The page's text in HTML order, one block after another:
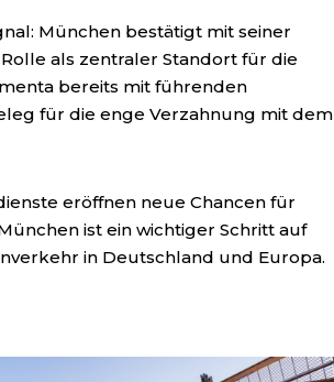
München bestätigt mit seiner
als zentraler Standort für die
bereits mit führenden
für die enge Verzahnung mit dem
eröffnen neue Chancen für
ist ein wichtiger Schritt auf
in Deutschland und Europa.